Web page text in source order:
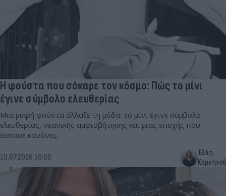
Η φούστα που σόκαρε τον κόσμο: Πώς το μίνι
έγινε σύμβολο ελευθερίας
Μια μικρή φούστα άλλαξε τη μόδα: το μίνι έγινε σύμβολο
ελευθερίας, νεανικής αμφισβήτησης και μιας εποχής που
έσπασε κανόνες.
10.07.2026 10:00
Έλλη
Κομνηνού